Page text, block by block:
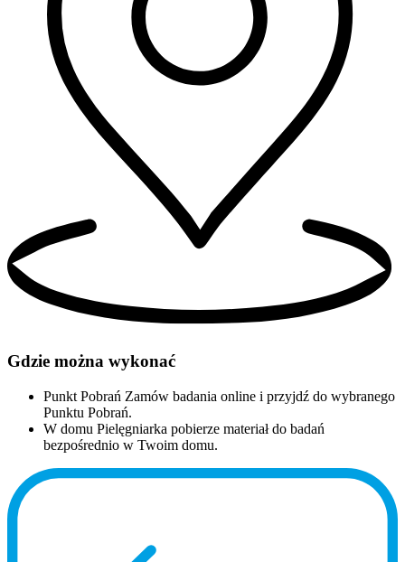
Gdzie można wykonać
Punkt Pobrań Zamów badania online i przyjdź do wybranego
Punktu Pobrań.
W domu Pielęgniarka pobierze materiał do badań
bezpośrednio w Twoim domu.